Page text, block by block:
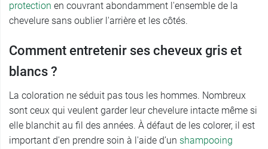
protection en couvrant abondamment l'ensemble de la
chevelure sans oublier l'arrière et les côtés.
Comment entretenir ses cheveux gris et
blancs ?
La coloration ne séduit pas tous les hommes. Nombreux
sont ceux qui veulent garder leur chevelure intacte même si
elle blanchit au fil des années. À défaut de les colorer, il est
important d'en prendre soin à l'aide d’un shampooing